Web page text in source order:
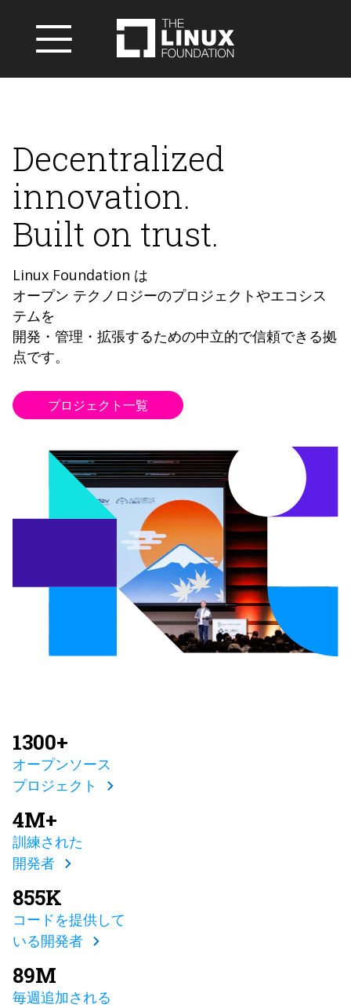
Decentralized
innovation.
Built on trust.
Linux Foundation は
オープン テクノロジーのプロジェクトやエコシス
テムを
開発・管理・拡張するための中立的で信頼できる拠
点です。
プロジェクト一覧
1300+
オープンソース
プロジェクト
4M+
訓練された
開発者
855K
コードを提供して
いる開発者
89M
毎週追加される